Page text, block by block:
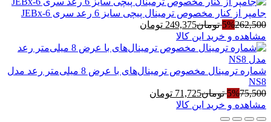
جامپر از کنار مخصوص ترمینال پیچی سایز 6 رعد سری JEBx-6
5%262,500 تومان249,375 تومان
مشاهده و خرید این کالا
شماره ترمینال مخصوص ترمینال‌های با عرض 8 میلی‌متر رعد مدل
NS8
5%75,500 تومان71,725 تومان
مشاهده و خرید این کالا